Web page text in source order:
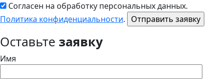
Согласен на обработку персональных данных.
Политика конфиденциальности.
Оставьте заявку
Имя